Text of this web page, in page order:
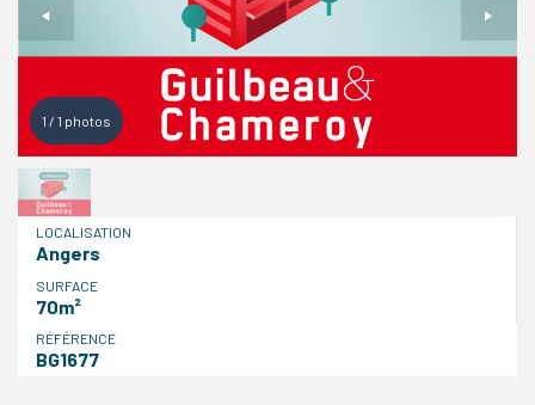
1 / 1 photos
LOCALISATION
Angers
SURFACE
70m²
RÉFÉRENCE
BG1677